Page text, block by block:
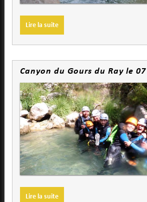
Lire la suite
Canyon du Gours du Ray le
Lire la suite